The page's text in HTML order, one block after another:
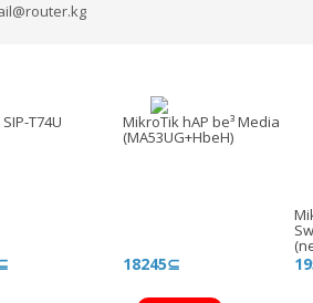
T74U MikroTik hAP be³ Media
(MA53UG+HbeH)
18245⊆